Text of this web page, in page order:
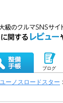
ブログ
ユーノスロードスター